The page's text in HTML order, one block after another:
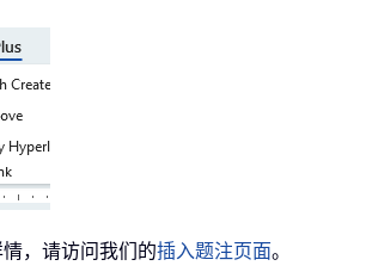
，请访问我们的插入题注页面。